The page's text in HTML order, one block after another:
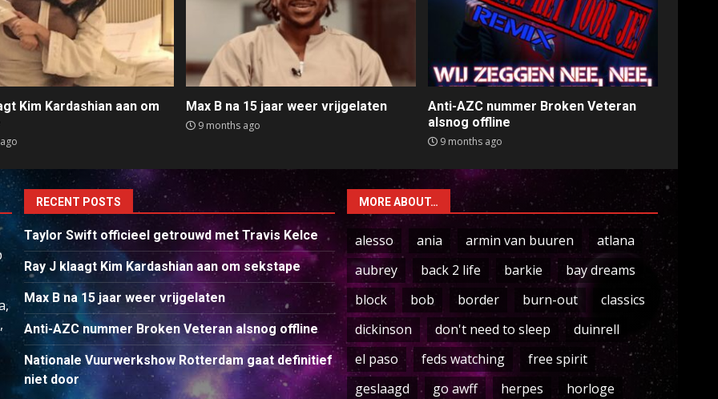
Kim Kardashian aan om
Max B na 15 jaar weer vrijgelaten
9 months ago
Anti-AZC nummer Broken Veteran
alsnog offline
9 months ago
RECENT POSTS
Taylor Swift officieel getrouwd met Travis Kelce
Ray J klaagt Kim Kardashian aan om sekstape
Max B na 15 jaar weer vrijgelaten
Anti-AZC nummer Broken Veteran alsnog offline
Nationale Vuurwerkshow Rotterdam gaat definitief
niet door
MORE ABOUT…
alesso ania armin van buuren
atlana
aubrey
back 2 life barkie
bay dreams
block
bob border burn-out
classics
dickinson
don't need to sleep
duinrell
el paso
feds watching
free spirit
geslaagd
go awff herpes
horloge